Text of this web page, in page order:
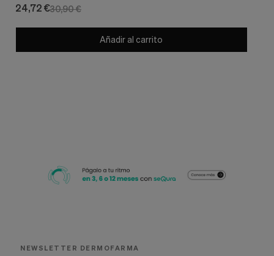
30,90 €
24,72 €
Añadir al carrito
NEWSLETTER DERMOFARMA